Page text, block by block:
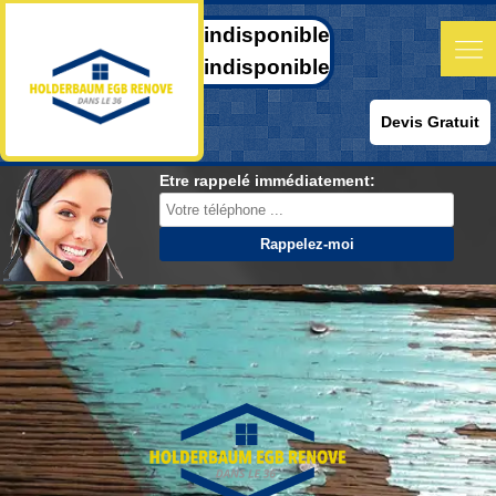
indisponible
indisponible
Devis Gratuit
Etre rappelé immédiatement: